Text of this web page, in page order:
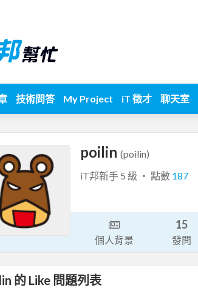
技術問答 My Project iT 徵才 聊天室
poilin (poilin)
iT邦新手 5 級 ‧ 點數 187
個人背景
15
發問
的 Like 問題列表